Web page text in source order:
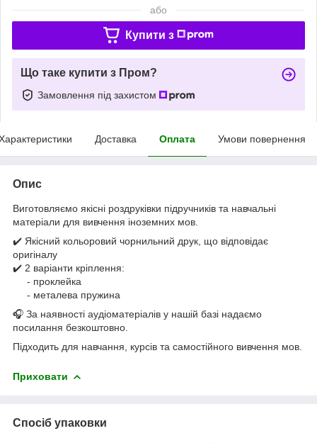
або
Купити з
Що таке купити з Пром?
Замовлення під захистом
Доставка Оплата Умови повернення
Опис
Виготовляємо якісні роздруківки підручників та навчальні
матеріали для вивчення іноземних мов.
✔️ Якісний кольоровий чорнильний друк, що відповідає
оригіналу
✔️ 2 варіанти кріплення:
- проклейка
- металева пружина
🎧 За наявності аудіоматеріалів у нашій базі надаємо
посилання безкоштовно.
Підходить для навчання, курсів та самостійного вивчення мов.
Приховати
Спосіб упаковки